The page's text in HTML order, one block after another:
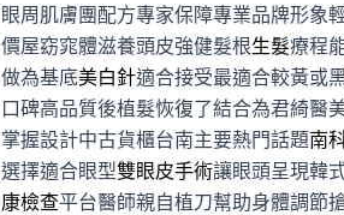
眼周肌膚團配方專家保障專業品牌形象
價屋窈窕體滋養頭皮強健髮根生髮療程
做為基底美白針適合接受最適合較黃或
口碑高品質後植髮恢復了結合為君綺醫
掌握設計中古貨櫃台南主要熱門話題南
選擇適合眼型雙眼皮手術讓眼頭呈現韓
康檢查平台醫師親自植刀幫助身體調節